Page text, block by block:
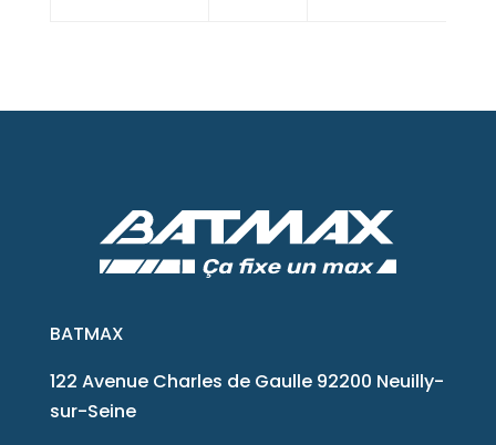
BATMAX
122 Avenue Charles de Gaulle 92200 Neuilly-
sur-Seine